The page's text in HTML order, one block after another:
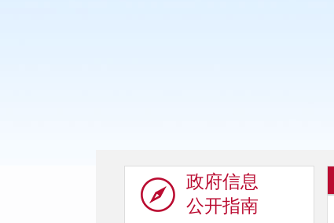
政府信息
公开指南